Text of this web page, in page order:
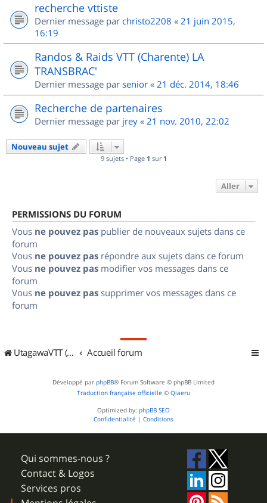
recherche vttiste
Dernier message par christo2208 « 21 juin 2015,
16:19
Randos & Raids VTT (Charente) LA
TRANSBRAC'
Dernier message par senior « 21 déc. 2014, 18:46
Recherche de partenaires
Dernier message par jrey « 21 nov. 2010, 22:02
Nouveau sujet
9 sujets • Page 1 sur 1
Aller
PERMISSIONS DU FORUM
Vous ne pouvez pas publier de nouveaux sujets dans ce
forum
Vous ne pouvez pas répondre aux sujets dans ce forum
Vous ne pouvez pas modifier vos messages dans ce
forum
Vous ne pouvez pas supprimer vos messages dans ce
forum
UtagawaVTT (Randos VTT et VTTAE avec traces GPS) Accueil forum
Développé par phpBB® Forum Software © phpBB Limited
Traduction française officielle © Qiaeru
Optimized by: phpBB SEO
Confidentialité | Conditions
Qui sommes-nous ?
Contact & Logos
Services pros